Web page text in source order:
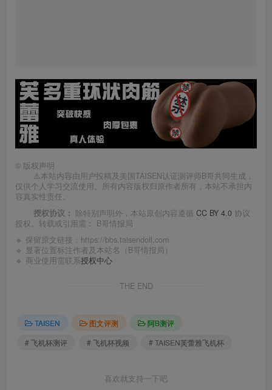
© 版权声明
⚠️本站内容由用户投稿及美国TAISEN认证测评师B哥共同生成，
仅供个人学习交流使用。所有内容版权归原作者所有，本站不承担内
容真实性责任。
授权协议： 除特别声明外，本站原创内容遵循 CC BY 4.0 协议
授权。转载或引用需： B哥情报局
🔹 保留原文链接： https://bbs.taisendoll.com
🔹 显著位置标注作者及本站名（B哥情报局）
🔹 商业使用需联系授权中心
THE END
TAISEN 图文评测
阿B测评
# 飞机杯测评
# 飞机杯视频 # TAISEN芙蕾雅飞机杯
喜欢就支持一下吧